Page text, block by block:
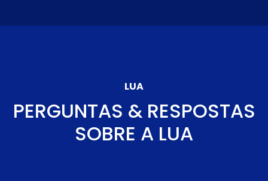
LUA
PERGUNTAS & RESPOSTAS
SOBRE A LUA